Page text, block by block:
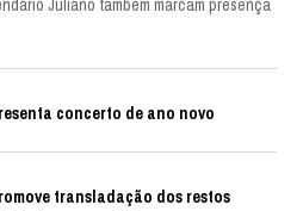
Juliano também marcam presença
concerto de ano novo
transladação dos restos